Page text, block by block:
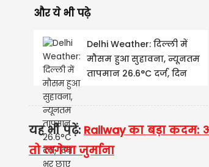
और ये भी पढ़े
Delhi Weather: दिल्ली में
मौसम हुआ सुहावना, न्यूनतम
तापमान 26.6°C दर्ज, दिन
यह भी पढ़ें: Railway का बड़ा कदम:
तो लगेगा जुर्माना